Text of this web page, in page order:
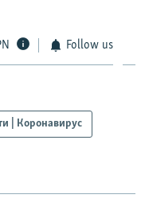
Follow us
| Коронавирус